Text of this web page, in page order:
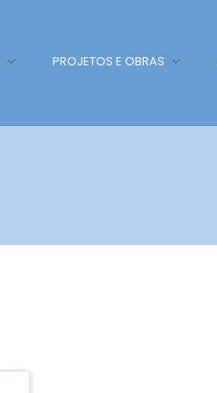
PROJETOS E OBRAS